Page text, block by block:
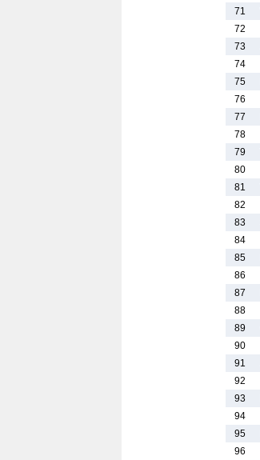
71
72
73
74
75
76
77
78
79
80
81
82
83
84
85
86
87
88
89
90
91
92
93
94
95
96